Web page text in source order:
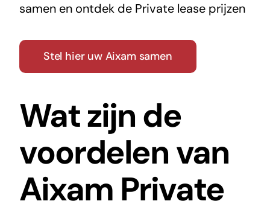
samen en ontdek de Private lease prijzen
Stel hier uw Aixam samen
Wat zijn de
voordelen van
Aixam Private